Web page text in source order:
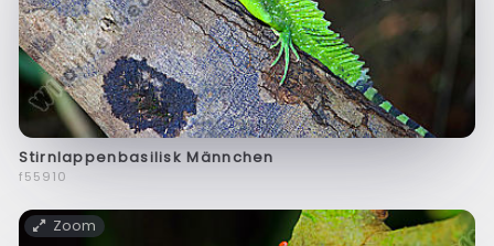
Stirnlappenbasilisk Männchen
f55910
Zoom